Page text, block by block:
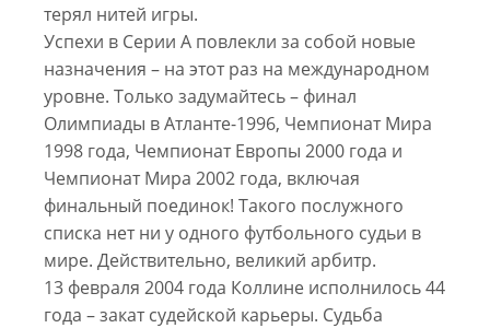
терял нитей игры.
Успехи в Серии А повлекли за собой новые
назначения – на этот раз на международном
уровне. Только задумайтесь – финал
Олимпиады в Атланте-1996, Чемпионат Мира
1998 года, Чемпионат Европы 2000 года и
Чемпионат Мира 2002 года, включая
финальный поединок! Такого послужного
списка нет ни у одного футбольного судьи в
мире. Действительно, великий арбитр.
13 февраля 2004 года Коллине исполнилось 44
года – закат судейской карьеры. Судьба